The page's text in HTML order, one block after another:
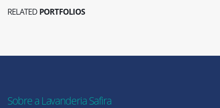
RELATED PORTFOLIOS
Sobre a Lavanderia Safira